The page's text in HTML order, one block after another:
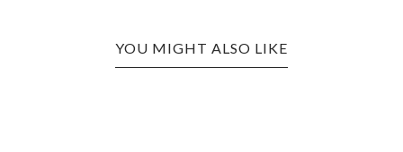
YOU MIGHT ALSO LIKE